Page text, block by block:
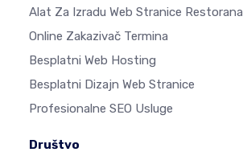
Alat Za Izradu Web Stranice Restorana
Online Zakazivač Termina
Besplatni Web Hosting
Besplatni Dizajn Web Stranice
Profesionalne SEO Usluge
Društvo